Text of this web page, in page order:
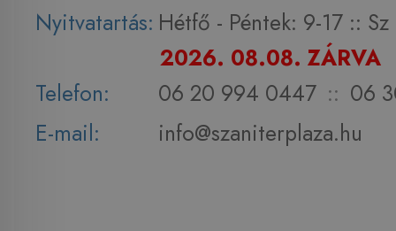
Nyitvatartás: Hétfő - Péntek: 9-17 :: Sz
2026. 08.08. ZÁRVA
Telefon:
06 20 994 0447 :: 06
E-mail:
info@szaniterplaza.hu